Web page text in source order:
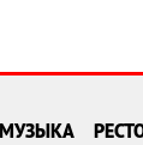
МУЗЫКА